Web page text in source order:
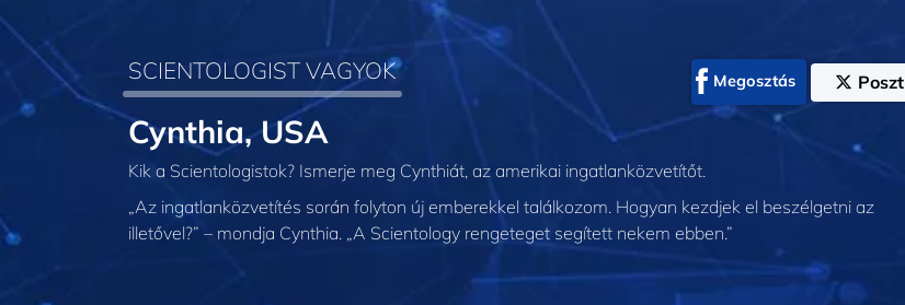
SCIENTOLOGIST VAGYOK Megosztás Poszt
Cynthia, USA
Kik a Scientologistok? Ismerje meg Cynthiát, az amerikai ingatlanközvetítőt.
„Az ingatlanközvetítés során folyton új emberekkel találkozom. Hogyan kezdjek el beszélgetni az
illetővel?” – mondja Cynthia. „A Scientology rengeteget segített nekem ebben.”